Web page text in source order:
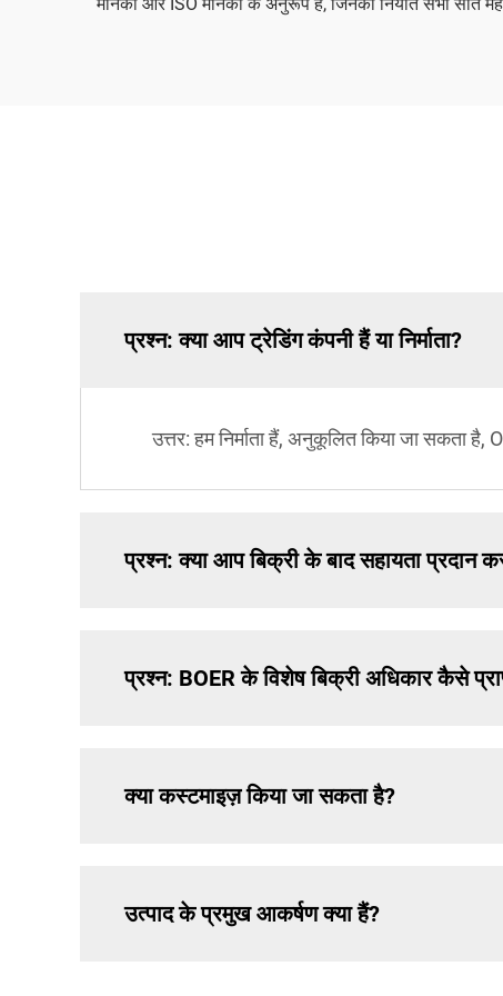
प्रश्न: क्या आप ट्रेडिंग कंपनी हैं या निर्माता?
उत्तर: हम निर्माता हैं, अनुकूलित किया जा सकता
प्रश्न: क्या आप बिक्री के बाद सहायता प्रदान
प्रश्न: BOER के विशेष बिक्री अधिकार कैसे
क्या कस्टमाइज़ किया जा सकता है?
उत्पाद के प्रमुख आकर्षण क्या हैं?